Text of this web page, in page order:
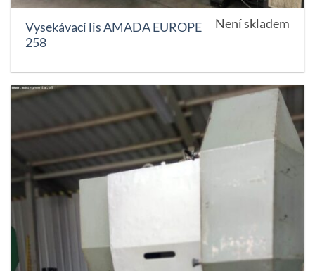
Vysekávací lis AMADA EUROPE
258
Není skladem